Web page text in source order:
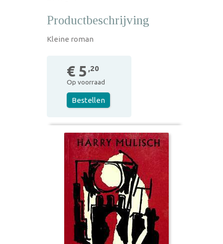
Productbeschrijving
Kleine roman
€ 5 ,20
Op voorraad
Bestellen